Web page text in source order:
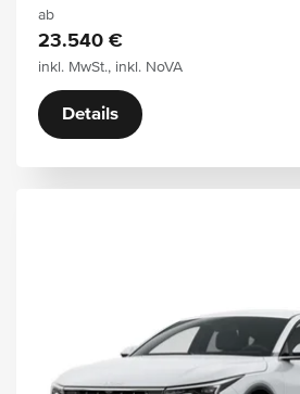
ab
23.540 €
inkl. MwSt., inkl. NoVA
Details